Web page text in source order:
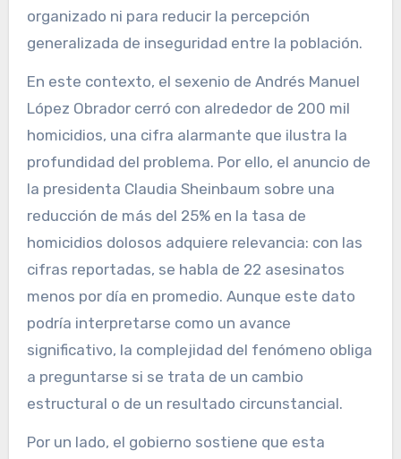
organizado ni para reducir la percepción
generalizada de inseguridad entre la población.
En este contexto, el sexenio de Andrés Manuel
López Obrador cerró con alrededor de 200 mil
homicidios, una cifra alarmante que ilustra la
profundidad del problema. Por ello, el anuncio de
la presidenta Claudia Sheinbaum sobre una
reducción de más del 25% en la tasa de
homicidios dolosos adquiere relevancia: con las
cifras reportadas, se habla de 22 asesinatos
menos por día en promedio. Aunque este dato
podría interpretarse como un avance
significativo, la complejidad del fenómeno obliga
a preguntarse si se trata de un cambio
estructural o de un resultado circunstancial.
Por un lado, el gobierno sostiene que esta